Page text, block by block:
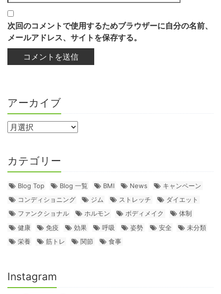
次回のコメントで使用するためブラウザーに自分の名前、
メールアドレス、サイトを保存する。
アーカイブ
カテゴリー
Blog Top Blog 一覧 BMI News
キャンペーン
コンディショニング
ジム ストレッチ
ダイエット
ファンクショナル
ホルモン ボディメイク
体制
健康
免疫 効果 呼吸 姿勢 安全
未分類
栄養
筋トレ 関節 食事
Instagram